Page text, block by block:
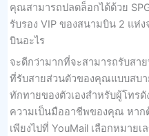
คุณสามารถปลดล็อกได้ด้วย
รับรอง VIP ของสนามบิน 2 แห่
บินอะไร
จะดีกว่ามากที่จะสามารถรับสา
ที่รับสายส่วนตัวของคุณแบบสบ
ทักทายของตัวเองสำหรับผู้โทร
ความเป็นมืออาชีพของคุณ หาก
เพียงไปที่ YouMail เลือกหมา